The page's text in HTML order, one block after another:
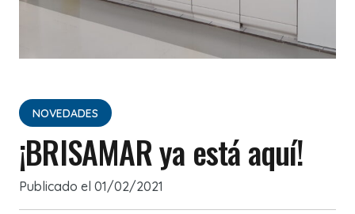
NOVEDADES
¡BRISAMAR ya está aquí!
Publicado el 01/02/2021